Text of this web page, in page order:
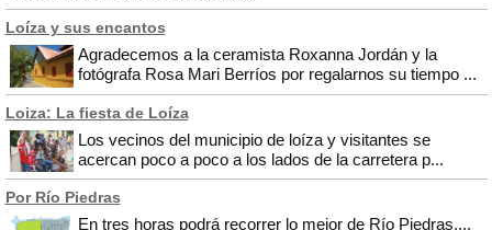
Loíza y sus encantos
Agradecemos a la ceramista Roxanna Jordán y la
fotógrafa Rosa Mari Berríos por regalarnos su tiempo ...
Loiza: La fiesta de Loíza
Los vecinos del municipio de loíza y visitantes se
acercan poco a poco a los lados de la carretera p...
Por Río Piedras
En tres horas podrá recorrer lo mejor de Río Piedras....